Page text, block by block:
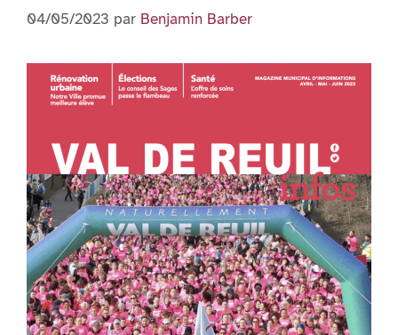
04/05/2023 par Benjamin Barber